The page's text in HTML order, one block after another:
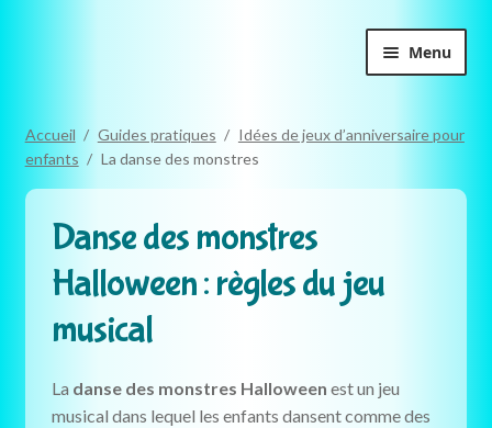
Menu
Boutique
Chasses au trésor
Enquêtes
Escape games
Cahiers activités
Accueil / Guides pratiques / Idées de jeux d’anniversaire pour
enfants / La danse des monstres
Danse des monstres
Halloween : règles du jeu
musical
La danse des monstres Halloween est un jeu
musical dans lequel les enfants dansent comme des